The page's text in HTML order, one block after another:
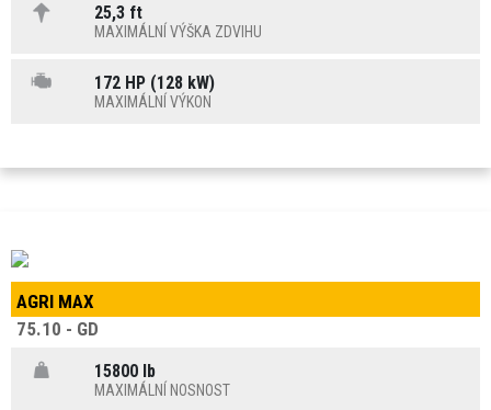
25,3 ft
MAXIMÁLNÍ VÝŠKA ZDVIHU
172 HP (128 kW)
MAXIMÁLNÍ VÝKON
AGRI MAX
75.10 - GD
15800 lb
MAXIMÁLNÍ NOSNOST